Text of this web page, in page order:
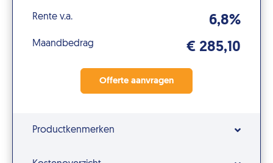
Rente v.a. 6,8%
Maandbedrag € 285,10
Productkenmerken